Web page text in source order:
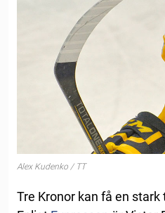
Alex Kudenko / TT
Tre Kronor kan få en stark